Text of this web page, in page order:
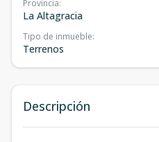
Provincia:
La Altagracia
Tipo de inmueble:
Terrenos
Descripción